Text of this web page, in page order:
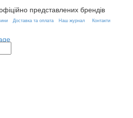
представлених брендів
Доставка та оплата Наш журнал Контакти